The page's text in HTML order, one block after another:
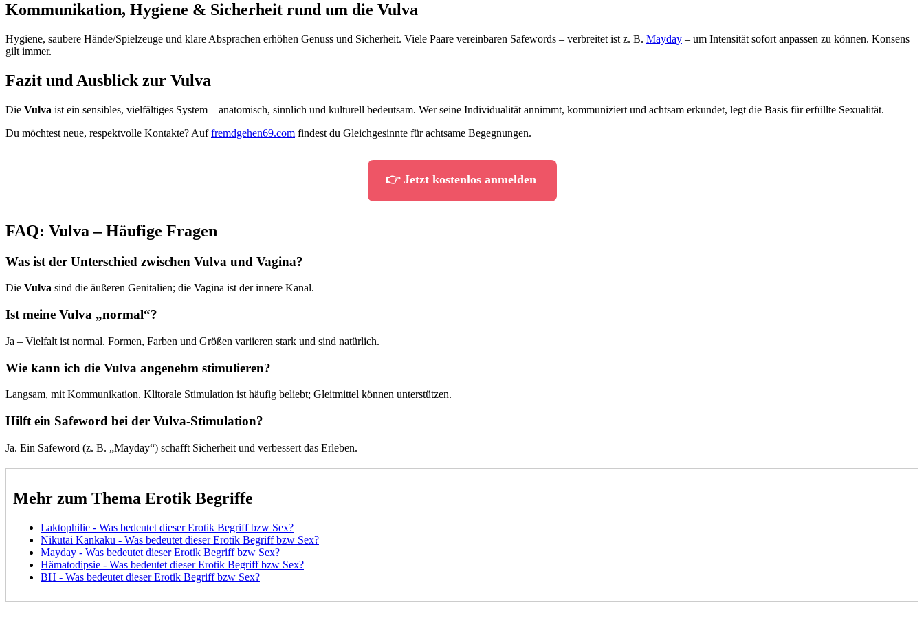
Kommunikation, Hygiene & Sicherheit rund um die Vulva
Hygiene, saubere Hände/Spielzeuge und klare Absprachen erhöhen Genuss und Sicherheit. Viele Paare vereinbaren Safewords – verbreitet ist z. B. Mayday – um Intensität sofort anpassen zu können. Konsens
gilt immer.
Fazit und Ausblick zur Vulva
Die Vulva ist ein sensibles, vielfältiges System – anatomisch, sinnlich und kulturell bedeutsam. Wer seine Individualität annimmt, kommuniziert und achtsam erkundet, legt die Basis für erfüllte Sexualität.
Du möchtest neue, respektvolle Kontakte? Auffremdgehen69.com findest du Gleichgesinnte für achtsame Begegnungen.
👉 Jetzt kostenlos anmelden
FAQ: Vulva – Häufige Fragen
Was ist der Unterschied zwischen Vulva und Vagina?
Die Vulva sind die äußeren Genitalien; die Vagina ist der innere Kanal.
Ist meine Vulva „normal“?
Ja – Vielfalt ist normal. Formen, Farben und Größen variieren stark und sind natürlich.
Wie kann ich die Vulva angenehm stimulieren?
Langsam, mit Kommunikation. Klitorale Stimulation ist häufig beliebt; Gleitmittel können unterstützen.
Hilft ein Safeword bei der Vulva-Stimulation?
Ja. Ein Safeword (z. B. „Mayday“) schafft Sicherheit und verbessert das Erleben.
Mehr zum Thema Erotik Begriffe
Laktophilie - Was bedeutet dieser Erotik Begriff bzw Sex?
Nikutai Kankaku - Was bedeutet dieser Erotik Begriff bzw Sex?
Mayday - Was bedeutet dieser Erotik Begriff bzw Sex?
Hämatodipsie - Was bedeutet dieser Erotik Begriff bzw Sex?
BH - Was bedeutet dieser Erotik Begriff bzw Sex?